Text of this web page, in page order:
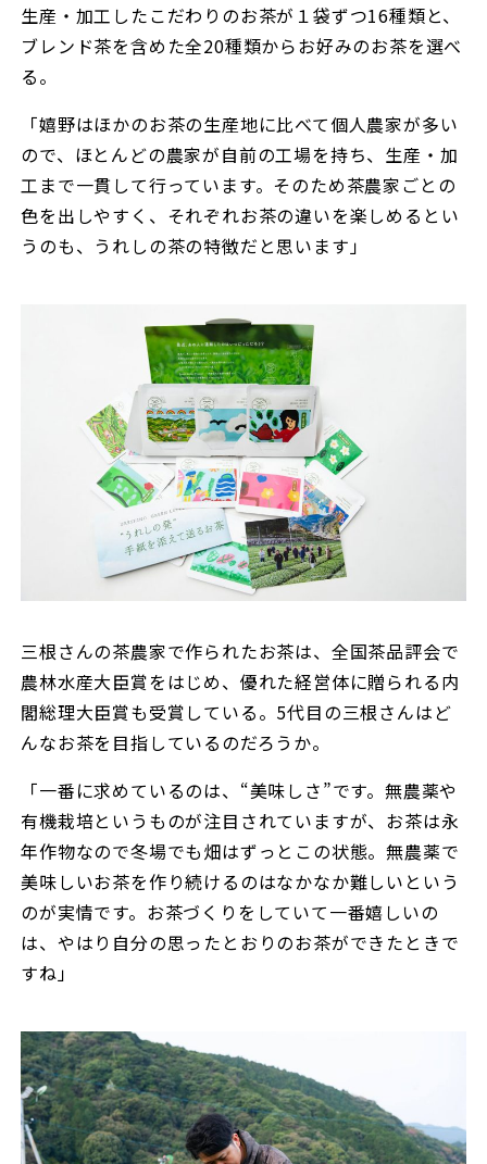
生産・加工したこだわりのお茶が１袋ずつ16種類と、
ブレンド茶を含めた全20種類からお好みのお茶を選べ
る。
「嬉野はほかのお茶の生産地に比べて個人農家が多い
ので、ほとんどの農家が自前の工場を持ち、生産・加
工まで一貫して行っています。そのため茶農家ごとの
色を出しやすく、それぞれお茶の違いを楽しめるとい
うのも、うれしの茶の特徴だと思います」
三根さんの茶農家で作られたお茶は、全国茶品評会で
農林水産大臣賞をはじめ、優れた経営体に贈られる内
閣総理大臣賞も受賞している。5代目の三根さんはど
んなお茶を目指しているのだろうか。
「一番に求めているのは、“美味しさ”です。無農薬や
有機栽培というものが注目されていますが、お茶は永
年作物なので冬場でも畑はずっとこの状態。無農薬で
美味しいお茶を作り続けるのはなかなか難しいという
のが実情です。お茶づくりをしていて一番嬉しいの
は、やはり自分の思ったとおりのお茶ができたときで
すね」